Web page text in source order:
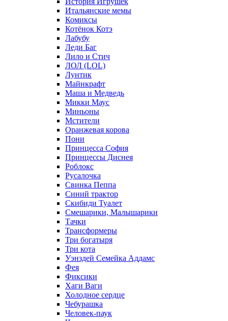
Итальянские мемы
Комиксы
Котёнок Котэ
Лабубу
Леди Баг
Лило и Стич
ЛОЛ (LOL)
Лунтик
Майнкрафт
Маша и Медведь
Микки Маус
Миньоны
Мстители
Оранжевая корова
Пони
Принцесса София
Принцессы Диснея
Роблокс
Русалочка
Свинка Пеппа
Синий трактор
Скибиди Туалет
Смешарики, Малышарики
Тачки
Трансформеры
Три богатыря
Три кота
Уэнздей Семейка Аддамс
Фея
Фиксики
Хаги Ваги
Холодное сердце
Чебурашка
Человек-паук